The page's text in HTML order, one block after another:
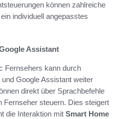
können zahlreiche
individuell angepasstes
Assistant
Fernsehers kann durch
Google Assistant weiter
direkt über Sprachbefehle
Fernseher steuern. Dies steigert
die Interaktion mit Smart Home